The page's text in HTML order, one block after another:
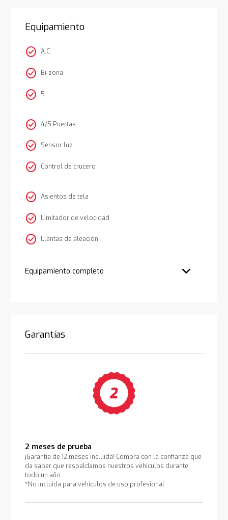
Equipamiento
check_circle A.C
check_circle Bi-zona
check_circle 5
check_circle 4/5 Puertas
check_circle Sensor luz
check_circle Control de crucero
check_circle Asientos de tela
check_circle Limitador de velocidad
check_circle Llantas de aleación
Equipamiento completo
Garantías
2 meses de prueba
¡Garantía de 12 meses incluida! Compra con la confianza que
da saber que respaldamos nuestros vehículos durante
todo un año.
*No incluida para vehículos de uso profesional